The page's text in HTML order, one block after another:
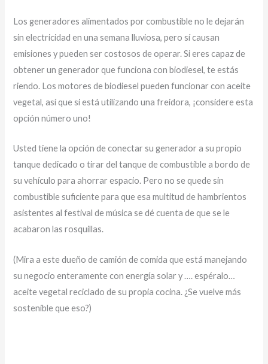
Los generadores alimentados por combustible no le dejarán
sin electricidad en una semana lluviosa, pero sí causan
emisiones y pueden ser costosos de operar. Si eres capaz de
obtener un generador que funciona con biodiesel, te estás
riendo. Los motores de biodiesel pueden funcionar con aceite
vegetal, así que si está utilizando una freidora, ¡considere esta
opción número uno!
Usted tiene la opción de conectar su generador a su propio
tanque dedicado o tirar del tanque de combustible a bordo de
su vehículo para ahorrar espacio. Pero no se quede sin
combustible suficiente para que esa multitud de hambrientos
asistentes al festival de música se dé cuenta de que se le
acabaron las rosquillas.
(Mira a este dueño de camión de comida que está manejando
su negocio enteramente con energía solar y …. espéralo…
aceite vegetal reciclado de su propia cocina. ¿Se vuelve más
sostenible que eso?)